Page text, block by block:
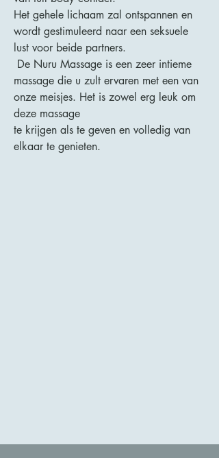
Het gehele lichaam zal ontspannen en
wordt gestimuleerd naar een seksuele
lust voor beide partners.
De Nuru Massage is een zeer intieme
massage die u zult ervaren met een van
onze meisjes. Het is zowel erg leuk om
deze massage
te krijgen als te geven en volledig van
elkaar te genieten.